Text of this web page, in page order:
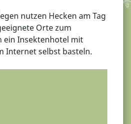
nutzen Hecken am Tag
Orte zum
ein Insektenhotel mit
Internet selbst basteln.